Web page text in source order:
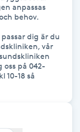
anpassas
behov.
dig är du
vår
på 042-
10-18 så